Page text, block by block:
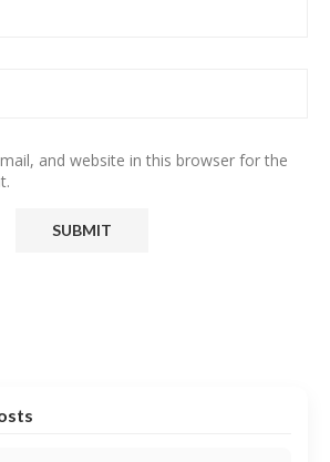
and website in this browser for the